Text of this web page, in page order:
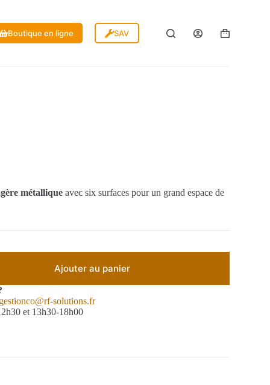
Boutique en ligne SAV
métallique avec six surfaces pour un grand espace de
Ajouter au panier
gestionco@rf-solutions.fr
et 13h30-18h00